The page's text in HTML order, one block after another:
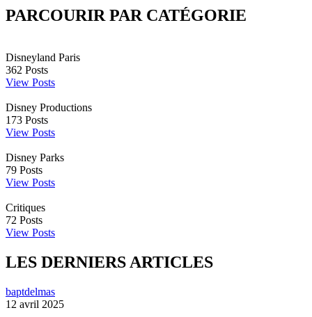
PARCOURIR PAR CATÉGORIE
Disneyland Paris
362 Posts
View Posts
Disney Productions
173 Posts
View Posts
Disney Parks
79 Posts
View Posts
Critiques
72 Posts
View Posts
LES DERNIERS ARTICLES
baptdelmas
12 avril 2025